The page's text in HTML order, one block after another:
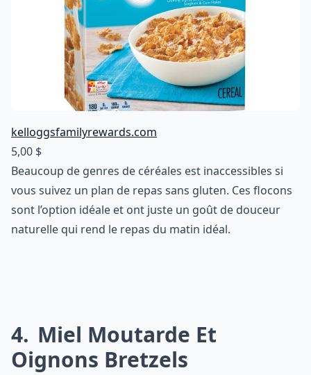
kelloggsfamilyrewards.com
5,00 $
Beaucoup de genres de céréales est inaccessibles si
vous suivez un plan de repas sans gluten. Ces flocons
sont l’option idéale et ont juste un goût de douceur
naturelle qui rend le repas du matin idéal.
4 Miel Moutarde Et
Oignons Bretzels